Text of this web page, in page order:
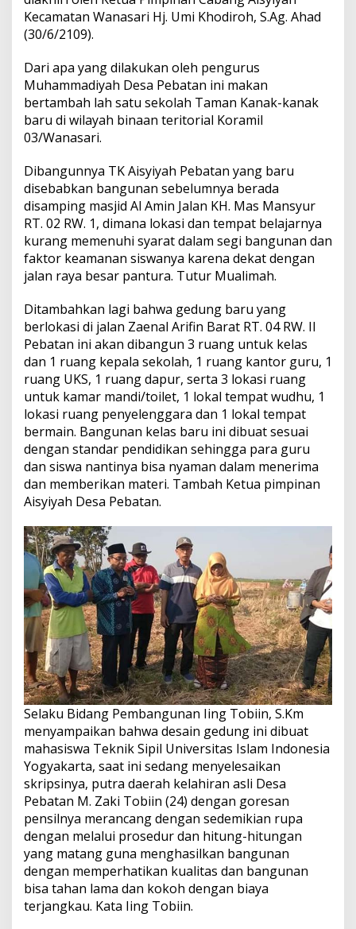
Kecamatan Wanasari Hj. Umi Khodiroh, S.Ag. Ahad
(30/6/2109).
Dari apa yang dilakukan oleh pengurus
Muhammadiyah Desa Pebatan ini makan
bertambah lah satu sekolah Taman Kanak-kanak
baru di wilayah binaan teritorial Koramil
03/Wanasari.
Dibangunnya TK Aisyiyah Pebatan yang baru
disebabkan bangunan sebelumnya berada
disamping masjid Al Amin Jalan KH. Mas Mansyur
RT. 02 RW. 1, dimana lokasi dan tempat belajarnya
kurang memenuhi syarat dalam segi bangunan dan
faktor keamanan siswanya karena dekat dengan
jalan raya besar pantura. Tutur Mualimah.
Ditambahkan lagi bahwa gedung baru yang
berlokasi di jalan Zaenal Arifin Barat RT. 04 RW. II
Pebatan ini akan dibangun 3 ruang untuk kelas
dan 1 ruang kepala sekolah, 1 ruang kantor guru, 1
ruang UKS, 1 ruang dapur, serta 3 lokasi ruang
untuk kamar mandi/toilet, 1 lokal tempat wudhu, 1
lokasi ruang penyelenggara dan 1 lokal tempat
bermain. Bangunan kelas baru ini dibuat sesuai
dengan standar pendidikan sehingga para guru
dan siswa nantinya bisa nyaman dalam menerima
dan memberikan materi. Tambah Ketua pimpinan
Aisyiyah Desa Pebatan.
Selaku Bidang Pembangunan Iing Tobiin, S.Km
menyampaikan bahwa desain gedung ini dibuat
mahasiswa Teknik Sipil Universitas Islam Indonesia
Yogyakarta, saat ini sedang menyelesaikan
skripsinya, putra daerah kelahiran asli Desa
Pebatan M. Zaki Tobiin (24) dengan goresan
pensilnya merancang dengan sedemikian rupa
dengan melalui prosedur dan hitung-hitungan
yang matang guna menghasilkan bangunan
dengan memperhatikan kualitas dan bangunan
bisa tahan lama dan kokoh dengan biaya
terjangkau. Kata Iing Tobiin.